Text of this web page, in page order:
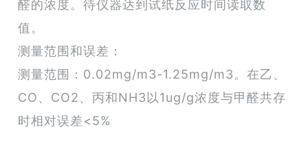
醛的浓度。待仪器达到试纸反应时间读取数
值。
测量范围和误差：
测量范围：0.02mg/m3-1.25mg/m3。在乙、
CO、CO2、丙和NH3以1ug/g浓度与甲醛共存
时相对误差<5%